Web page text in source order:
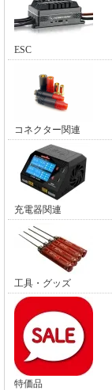
ESC
コネクター関連
充電器関連
工具・グッズ
特価品